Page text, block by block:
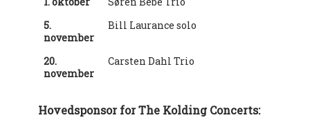
5.
november
Bill Laurance solo
20.
november
Carsten Dahl Trio
Hovedsponsor for The Kolding Concerts: